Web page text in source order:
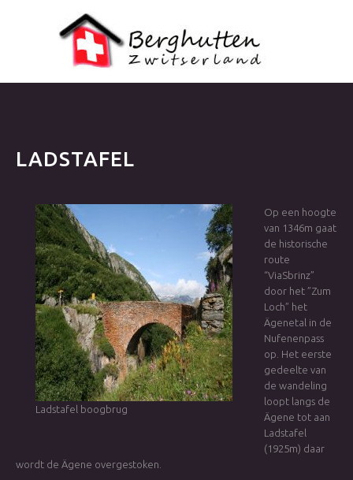
LADSTAFEL
Ladstafel boogbrug
Op een hoogte
van 1346m gaat
de historische
route
“ViaSbrinz”
door het ”Zum
Loch” het
Ägenetal in de
Nufenenpass
op. Het eerste
gedeelte van
de wandeling
loopt langs de
Ägene tot aan
Ladstafel
(1925m) daar
wordt de Ägene overgestoken.